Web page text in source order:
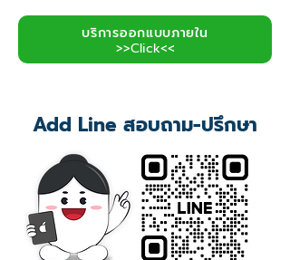
บริการออกแบบภายใน
>>Click<<
Add Line สอบถาม-ปรึกษา